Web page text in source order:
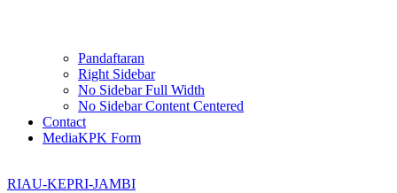
Pandaftaran
Right Sidebar
No Sidebar Full Width
No Sidebar Content Centered
Contact
MediaKPK Form
RIAU-KEPRI-JAMBI